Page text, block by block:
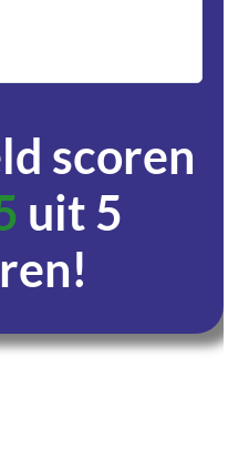
scoren
uit 5